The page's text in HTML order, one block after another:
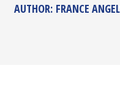
AUTHOR: FRANCE